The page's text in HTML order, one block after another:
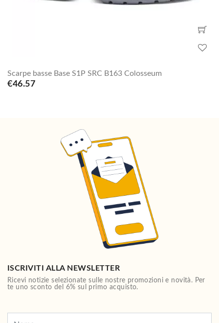
Scarpe basse Base S1P SRC B163 Colosseum
€46.57
ISCRIVITI ALLA NEWSLETTER
Ricevi notizie selezionate sulle nostre promozioni e novità. Per
te uno sconto del 6% sul primo acquisto.